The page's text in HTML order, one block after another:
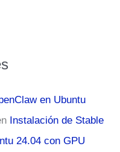
en Ubuntu
Instalación de Stable
24.04 con GPU